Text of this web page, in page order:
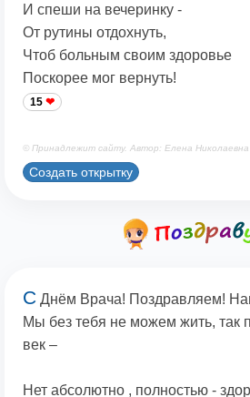
И спеши на вечеринку -
От рутины отдохнуть,
Чтоб больным своим здоровье
Поскорее мог вернуть!
15
© Принадлежит сайту. Автор: Елена Николаевна
Создать открытку
С Днём Врача! Поздравляем!
Мы без тебя не можем жить, так
век –
Нет абсолютно , полностью -